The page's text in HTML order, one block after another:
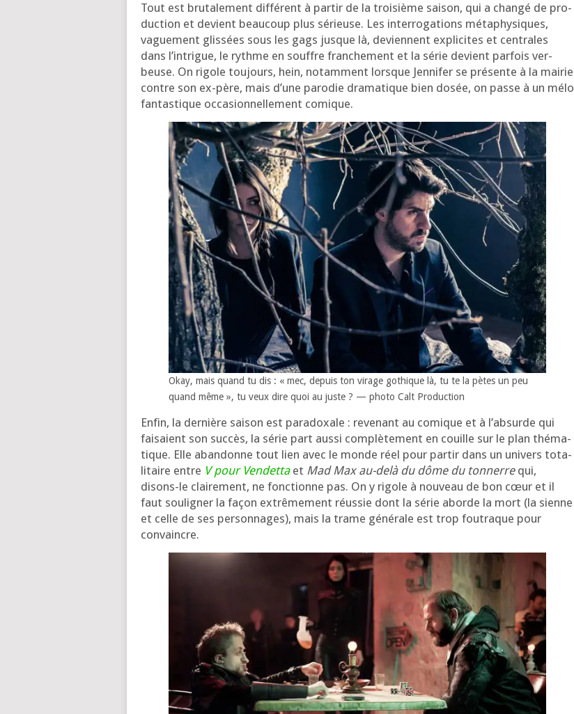
Tout est bru­ta­le­ment dif­fé­rent à par­tir de la troi­sième sai­son, qui a chan­gé de pro­
duc­tion et devient beau­coup plus sérieuse. Les inter­ro­ga­tions méta­phy­siques,
vague­ment glis­sées sous les gags jusque là, deviennent expli­cites et cen­trales
dans l’in­trigue, le rythme en souffre fran­che­ment et la série devient par­fois ver­
beuse. On rigole tou­jours, hein, notam­ment lorsque Jennifer se pré­sente à la mai­rie
contre son ex-père, mais d’une paro­die dra­ma­tique bien dosée, on passe à un mélo
fan­tas­tique occa­sion­nel­le­ment comique.
Okay, mais quand tu dis : « mec, depuis ton virage gothique là, tu te la pètes un peu
quand même », tu veux dire quoi au juste ? — pho­to Calt Production
Enfin, la der­nière sai­son est para­doxale : reve­nant au comique et à l’ab­surde qui
fai­saient son suc­cès, la série part aus­si com­plè­te­ment en couille sur le plan thé­ma­
tique. Elle aban­donne tout lien avec le monde réel pour par­tir dans un uni­vers tota­
li­taire entre V pour Vendettaet Mad Max au-delà du dôme du ton­nerrequi,
disons-le clai­re­ment, ne fonc­tionne pas. On y rigole à nou­veau de bon cœur et il
faut sou­li­gner la façon extrê­me­ment réus­sie dont la série aborde la mort (la sienne
et celle de ses per­son­nages), mais la trame géné­rale est trop fou­traque pour
convaincre.